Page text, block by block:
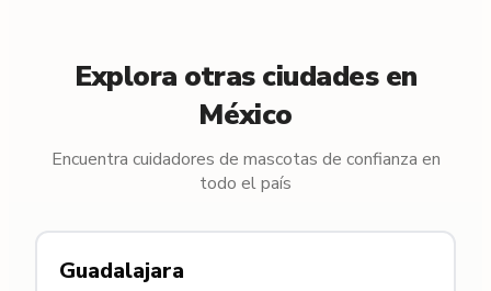
Explora otras ciudades en
México
Encuentra cuidadores de mascotas de confianza en
todo el país
Guadalajara